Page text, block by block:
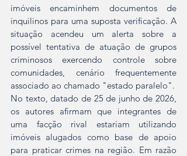
imóveis encaminhem documentos de
inquilinos para uma suposta verificação. A
situação acendeu um alerta sobre a
possível tentativa de atuação de grupos
criminosos exercendo controle sobre
comunidades, cenário frequentemente
associado ao chamado "estado paralelo".
No texto, datado de 25 de junho de 2026,
os autores afirmam que integrantes de
uma facção rival estariam utilizando
imóveis alugados como base de apoio
para praticar crimes na região. Em razão